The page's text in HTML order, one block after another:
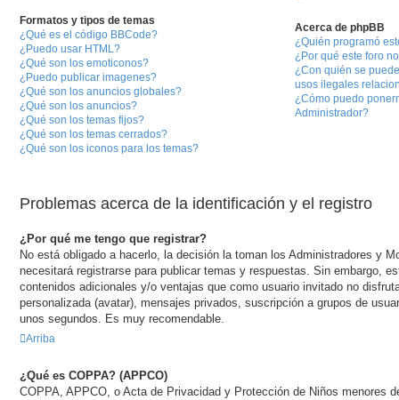
Formatos y tipos de temas
¿Qué es el código BBCode?
¿Puedo usar HTML?
¿Qué son los emoticonos?
¿Puedo publicar imagenes?
¿Qué son los anuncios globales?
¿Qué son los anuncios?
¿Qué son los temas fijos?
¿Qué son los temas cerrados?
¿Qué son los iconos para los temas?
Acerca de phpBB
¿Quién programó
¿Por qué este foro
¿Con quién se
usos ilegales
¿Cómo puedo
Administrador?
Problemas acerca de la identificación y el registro
¿Por qué me tengo que registrar?
No está obligado a hacerlo, la decisión la toman los Administradores y
necesitará registrarse para publicar temas y respuestas. Sin embargo,
contenidos adicionales y/o ventajas que como usuario invitado no
personalizada (avatar), mensajes privados, suscripción a grupos de
unos segundos. Es muy recomendable.
Arriba
¿Qué es COPPA? (APPCO)
COPPA, APPCO, o Acta de Privacidad y Protección de Niños menores